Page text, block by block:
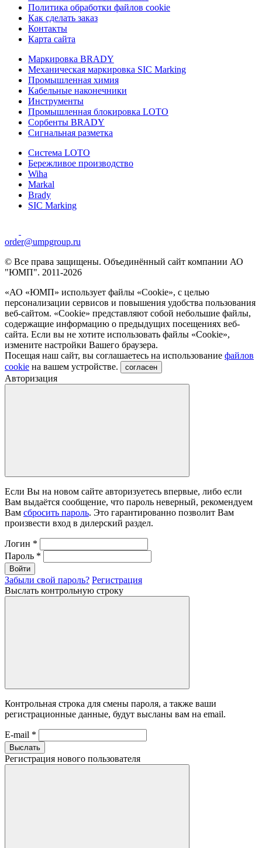
Политика обработки файлов cookie
Как сделать заказ
Контакты
Карта сайта
Маркировка BRADY
Механическая маркировка SIC Marking
Промышленная химия
Кабельные наконечники
Инструменты
Промышленная блокировка LOTO
Сорбенты BRADY
Сигнальная разметка
Система LOTO
Бережливое производство
Wiha
Markal
Brady
SIC Marking
order@umpgroup.ru
© Все права защищены. Объединённый сайт компании АО
"ЮМП". 2011-2026
«АО «ЮМП» использует файлы «Сookie», с целью
персонализации сервисов и повышения удобства пользования
веб-сайтом. «Cookie» представляют собой небольшие файлы,
содержащие информацию о предыдущих посещениях веб-
сайта. Если вы не хотите использовать файлы «Сookie»,
измените настройки Вашего браузера.
Посещая наш сайт, вы соглашаетесь на использование файлов
cookie на вашем устройстве. согласен
Авторизация
Если Вы на новом сайте авторизуетесь впервые, либо если
Вам выдаётся сообщение, что пароль неверный, рекомендуем
Вам сбросить пароль. Это гарантированно позволит Вам
произвести вход в дилерский раздел.
Логин *
Пароль *
Войти
Забыли свой пароль? Регистрация
Выслать контрольную строку
Контрольная строка для смены пароля, а также ваши
регистрационные данные, будут высланы вам на email.
E-mail *
Выслать
Регистрация нового пользователя